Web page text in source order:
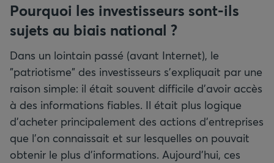
Pourquoi les investisseurs sont-ils
sujets au biais national ?
Dans un lointain passé (avant Internet), le
"patriotisme" des investisseurs s’expliquait par une
raison simple: il était souvent difficile d’avoir accès
à des informations fiables. Il était plus logique
d’acheter principalement des actions d’entreprises
que l’on connaissait et sur lesquelles on pouvait
obtenir le plus d’informations. Aujourd’hui, ces